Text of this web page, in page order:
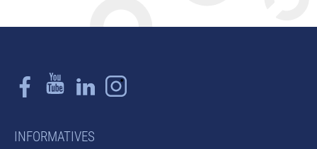
INFORMATIVES